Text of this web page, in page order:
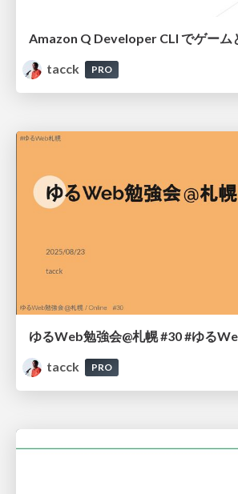
tacck
PRO
ゆるWeb勉強会@札幌 #30 #ゆる
tacck
PRO